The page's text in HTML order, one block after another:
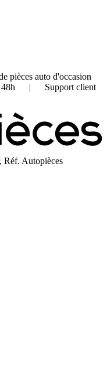
pièces auto d'occasion
48h | Support client
Réf. Autopièces